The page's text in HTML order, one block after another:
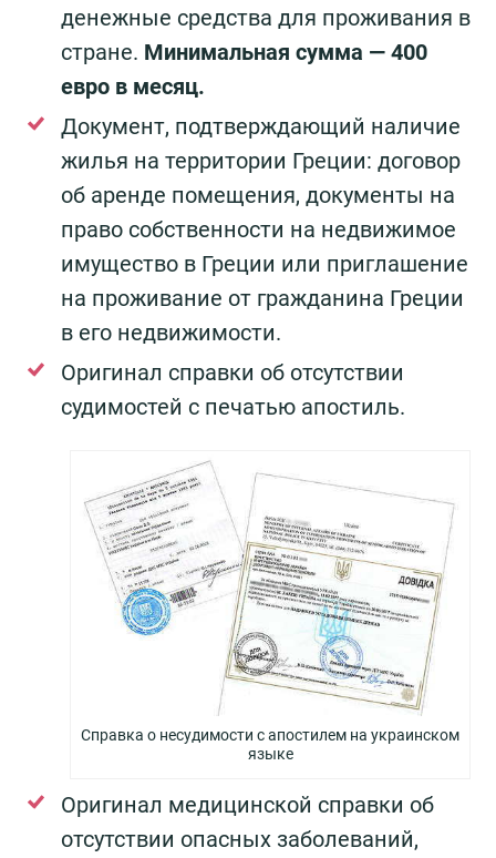
денежные средства для проживания в
стране. Минимальная сумма — 400
евро в месяц.
Документ, подтверждающий наличие
жилья на территории Греции: договор
об аренде помещения, документы на
право собственности на недвижимое
имущество в Греции или приглашение
на проживание от гражданина Греции
в его недвижимости.
Оригинал справки об отсутствии
судимостей с печатью апостиль.
Справка о несудимости с апостилем на украинском
языке
Оригинал медицинской справки об
отсутствии опасных заболеваний,